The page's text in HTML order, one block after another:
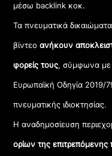
μέσω backlink κοκ.
Τα πνευματικά
βίντεοανήκουν
φορείς τους, σύμφωνα με
Ευρωπαϊκή Οδηγία 2019/
πνευματικής ιδιοκτησίας.
Η αναδημοσίευση
ορίων της